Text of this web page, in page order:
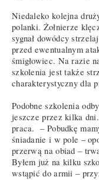
Niedaleko kolejna
polanki. Żołnierze
sygnał dowódcy
przed ewentualnym
śmigłowiec. Na razie
szkolenia jest także
charakterystyczny dla
Podobne szkolenia
jeszcze przez kilka
praca. – Pobudkę
śniadanie i w pole –
przerwą na obiad –
Byłem już na kilku
wstąpić do armii –